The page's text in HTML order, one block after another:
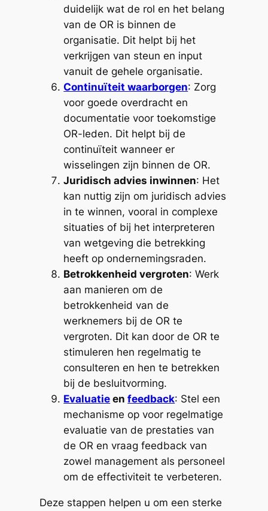
duidelijk wat de rol en het belang
van de OR is binnen de
organisatie. Dit helpt bij het
verkrijgen van steun en input
vanuit de gehele organisatie.
Continuïteit waarborgen: Zorg
voor goede overdracht en
documentatie voor toekomstige
OR-leden. Dit helpt bij de
continuïteit wanneer er
wisselingen zijn binnen de OR.
Juridisch advies inwinnen: Het
kan nuttig zijn om juridisch advies
in te winnen, vooral in complexe
situaties of bij het interpreteren
van wetgeving die betrekking
heeft op ondernemingsraden.
Betrokkenheid vergroten: Werk
aan manieren om de
betrokkenheid van de
werknemers bij de OR te
vergroten. Dit kan door de OR te
stimuleren hen regelmatig te
consulteren en hen te betrekken
bij de besluitvorming.
Evaluatie enfeedback: Stel een
mechanisme op voor regelmatige
evaluatie van de prestaties van
de OR en vraag feedback van
zowel management als personeel
om de effectiviteit te verbeteren.
Deze stappen helpen u om een sterke